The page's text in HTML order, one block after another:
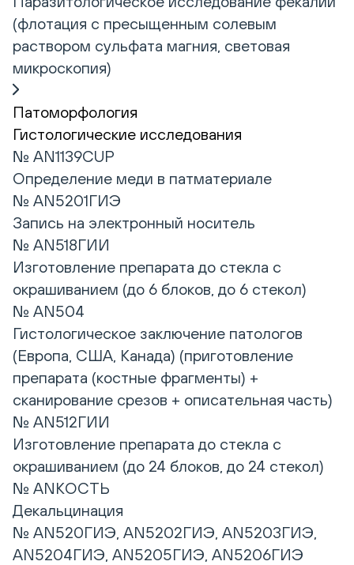
(флотация с пресыщенным солевым
раствором сульфата магния, световая
микроскопия)
Патоморфология
Гистологические исследования
№ AN1139CUP
Определение меди в патматериале
№ AN5201ГИЭ
Запись на электронный носитель
№ AN518ГИИ
Изготовление препарата до стекла с
окрашиванием (до 6 блоков, до 6 стекол)
№ AN504
Гистологическое заключение патологов
(Европа, США, Канада) (приготовление
препарата (костные фрагменты) +
сканирование срезов + описательная часть)
№ AN512ГИИ
Изготовление препарата до стекла с
окрашиванием (до 24 блоков, до 24 стекол)
№ ANКОСТЬ
Декальцинация
№ AN520ГИЭ, AN5202ГИЭ, AN5203ГИЭ,
AN5204ГИЭ, AN5205ГИЭ, AN5206ГИЭ